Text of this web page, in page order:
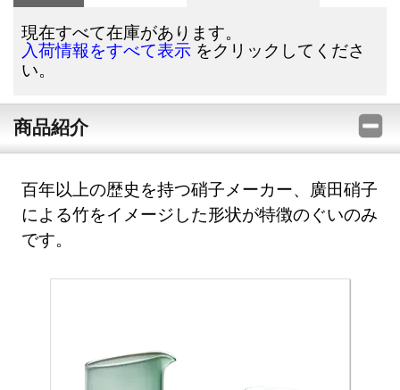
現在すべて在庫があります。
入荷情報をすべて表示 をクリックしてくださ
い。
商品紹介
百年以上の歴史を持つ硝子メーカー、廣田硝子
による竹をイメージした形状が特徴のぐいのみ
です。